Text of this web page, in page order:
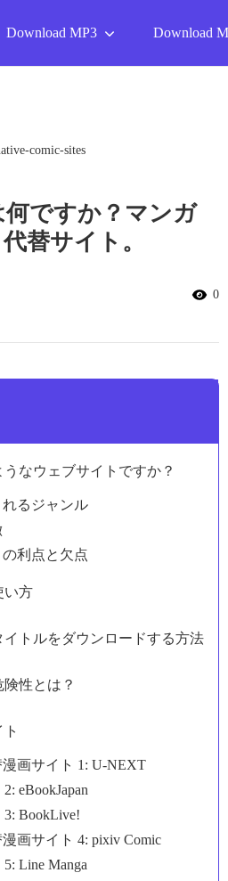
Download MP3 Download
comic-sites
ですか？マンガ
替サイト。
0
うなウェブサイトですか？
れるジャンル
の利点と欠点
い方
イトルをダウンロードする方法
険性とは？
漫画サイト 1: U-NEXT
eBookJapan
BookLive!
漫画サイト 4: pixiv Comic
Line Manga